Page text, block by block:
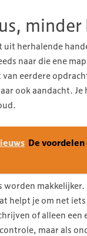
uit herhalende
naar die ene
van eerdere
ook aandacht.
De
worden
helpt je om net
of alleen
maar als